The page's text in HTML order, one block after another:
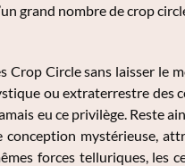
grand nombre de crop
Circle sans laisser le
ou extraterrestre des
eu ce privilège. Reste
mystérieuse,
forces telluriques, les